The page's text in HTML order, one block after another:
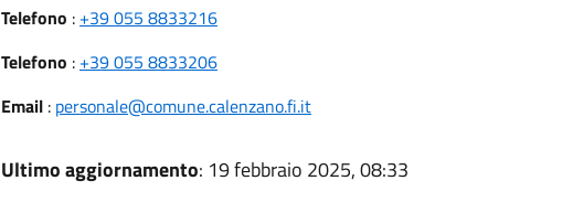
Telefono : +39 055 8833216
Telefono : +39 055 8833206
Email: personale@comune.calenzano.fi.it
Ultimo aggiornamento: 19 febbraio 2025, 08:33